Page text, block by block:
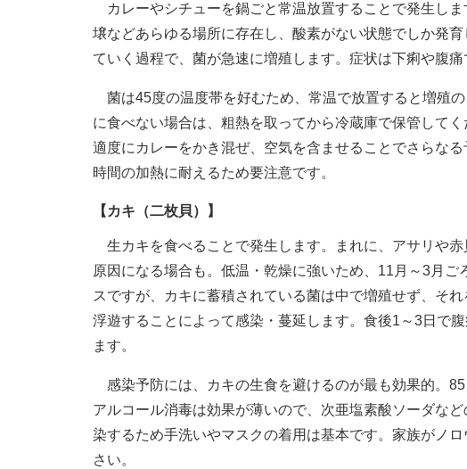
カレーやシチューを鍋ごと常温放置することで発生し
壌などあらゆる場所に存在し、酸素がない状態でしか発
ていく過程で、菌が急速に増殖します。症状は下痢や腹痛
菌は45度の温度帯を好むため、常温で放置すると増殖
に食べない場合は、粗熱を取ってから冷蔵庫で保管して
適度にカレーをかき混ぜ、空気を含ませることでさらな
時間の加熱に耐えるため要注意です。
【カキ（二枚貝）】
生カキを食べることで発生します。まれに、アサリや
原因になる場合も。低温・乾燥に強いため、11月～3月
スですが、カキに蓄積されている菌は中で増殖せず、そ
浮遊することによって感染・蔓延します。食後1～3日で
ます。
感染予防には、カキの生食を避けるのが最も効果的。
アルコール消毒は効果が薄いので、次亜塩素酸ソーダな
染するため手洗いやマスクの着用は基本です。家族がノ
さい。